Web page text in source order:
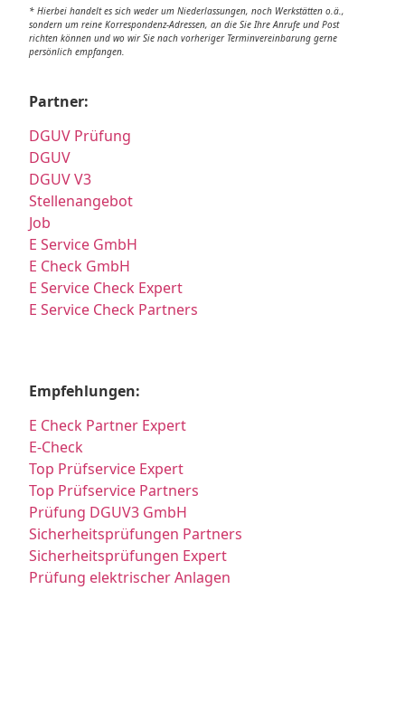
* Hierbei handelt es sich weder um Niederlassungen, noch Werkstätten o.ä.,
sondern um reine Korrespondenz-Adressen, an die Sie Ihre Anrufe und Post
richten können und wo wir Sie nach vorheriger Terminvereinbarung gerne
persönlich empfangen.
Partner:
DGUV Prüfung
DGUV
DGUV V3
Stellenangebot
Job
E Service GmbH
E Check GmbH
E Service Check Expert
E Service Check Partners
Empfehlungen:
E Check Partner Expert
E-Check
Top Prüfservice Expert
Top Prüfservice Partners
Prüfung DGUV3 GmbH
Sicherheitsprüfungen Partners
Sicherheitsprüfungen Expert
Prüfung elektrischer Anlagen